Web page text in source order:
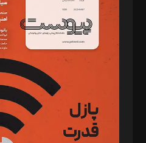
د‌بیر ناداستان: سمانه سمیع
د‌بیر خدمت و تجارت: ابوالفضل رجبی
د‌بیر حقوق فناوری: حسام‌الدین ایپکچی
د‌بیر پیوست جهان: مینا پاکدل
د‌بیر تحریریه آنلاین: بابک نقاش
تحریریه‌: مجتبی محمود‌ی، آرش
مصطفی مسجدی آرانی، ابوالفضل رجبی،
رستمی،مصطفی باستان